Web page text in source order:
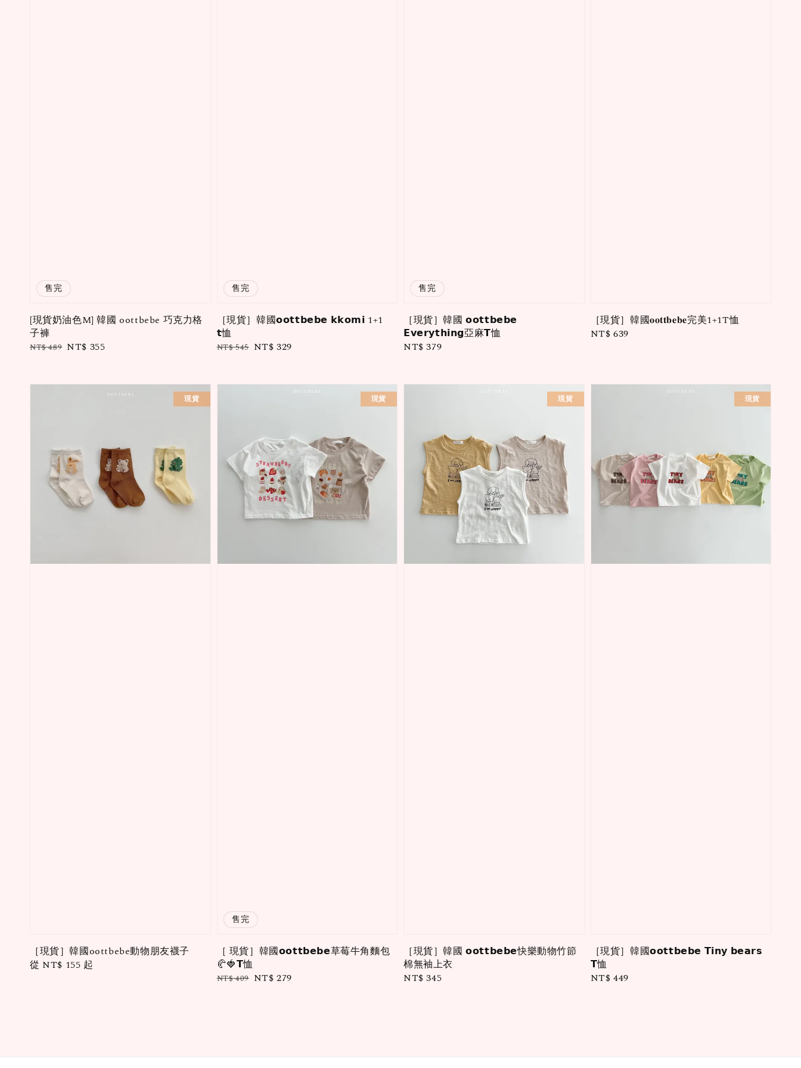
售完
[現貨奶油色M] 韓國 oottbebe 巧克力格
子褲
Regular
NT$ 489 Sale
NT$ 355
售完
［現貨］韓國𝗼𝗼𝘁𝘁𝗯𝗲𝗯𝗲 𝗸𝗸𝗼𝗺𝗶 1+1
𝘁恤
Regular
NT$ 545 Sale
NT$ 329
售完
［現貨］韓國 𝗼𝗼𝘁𝘁𝗯𝗲𝗯𝗲
𝗘𝘃𝗲𝗿𝘆𝘁𝗵𝗶𝗻𝗴亞麻𝗧恤
Regular
NT$ 379
［現貨］韓國𝐨𝐨𝐭𝐭𝐛𝐞𝐛𝐞完美1+1T恤
Regular
NT$ 639
現貨
［現貨］韓國oottbebe動物朋友襪子
Regular
從 NT$ 155 起
售完
現貨
［ 現貨］韓國𝗼𝗼𝘁𝘁𝗯𝗲𝗯𝗲草莓牛角麵包
🥐🍓𝗧恤
Regular
NT$ 409 Sale
NT$ 279
現貨
［現貨］韓國 𝗼𝗼𝘁𝘁𝗯𝗲𝗯𝗲快樂動物竹節
棉無袖上衣
Regular
NT$ 345
現貨
［現貨］韓國𝗼𝗼𝘁𝘁𝗯𝗲𝗯𝗲 𝗧𝗶𝗻𝘆 𝗯𝗲𝗮𝗿𝘀
𝗧恤
Regular
NT$ 449